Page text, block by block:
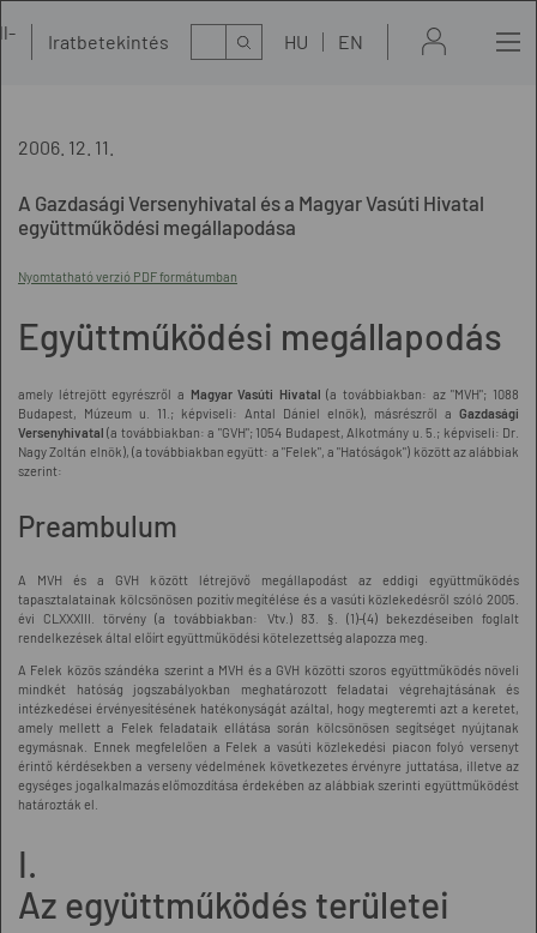
Iratbetekintés Kereső HU EN
2006. 12. 11.
A Gazdasági Versenyhivatal és a Magyar Vasúti Hivatal
együttműködési megállapodása
Nyomtatható verzió PDF formátumban
Együttműködési megállapodás
amely létrejött egyrészről a Magyar Vasúti Hivatal (a továbbiakban: az "MVH"; 1088
Budapest, Múzeum u. 11.; képviseli: Antal Dániel elnök), másrészről a Gazdasági
Versenyhivatal (a továbbiakban: a "GVH"; 1054 Budapest, Alkotmány u. 5.; képviseli: Dr.
Nagy Zoltán elnök), (a továbbiakban együtt: a "Felek", a "Hatóságok") között az alábbiak
szerint:
Preambulum
A MVH és a GVH között létrejövő megállapodást az eddigi együttműködés
tapasztalatainak kölcsönösen pozitív megítélése és a vasúti közlekedésről szóló 2005.
évi CLXXXIII. törvény (a továbbiakban: Vtv.) 83. §. (1)-(4) bekezdéseiben foglalt
rendelkezések által előírt együttműködési kötelezettség alapozza meg.
A Felek közös szándéka szerint a MVH és a GVH közötti szoros együttműködés növeli
mindkét hatóság jogszabályokban meghatározott feladatai végrehajtásának és
intézkedései érvényesítésének hatékonyságát azáltal, hogy megteremti azt a keretet,
amely mellett a Felek feladataik ellátása során kölcsönösen segítséget nyújtanak
egymásnak. Ennek megfelelően a Felek a vasúti közlekedési piacon folyó versenyt
érintő kérdésekben a verseny védelmének következetes érvényre juttatása, illetve az
egységes jogalkalmazás előmozdítása érdekében az alábbiak szerinti együttműködést
határozták el.
I.
Az együttműködés területei